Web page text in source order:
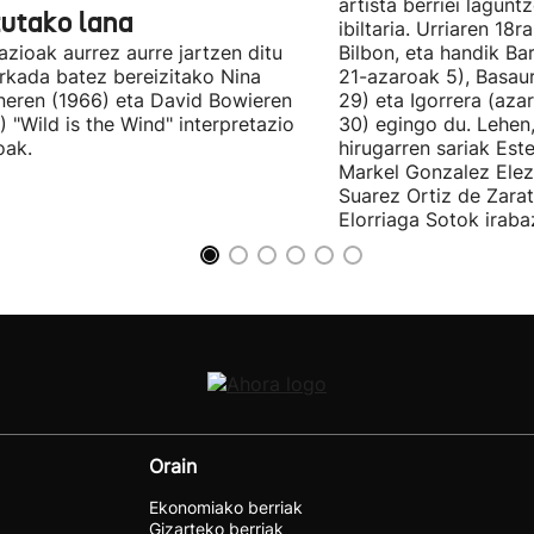
lana
aurrez aurre jartzen ditu
batez bereizitako Nina
(1966) eta David Bowieren
"Wild is the Wind" interpretazio
artista berriei
ibiltaria. Urriaren
Bilbon, eta handik
21-azaroak 5),
29) eta Igorrera
30) egingo du.
hirugarren sariak
Markel Gonzalez
Suarez Ortiz de
Elorriaga Sotok
Orain
Ekonomiako berriak
Gizarteko berriak